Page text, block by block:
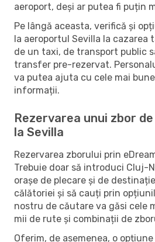
aeroport, deși ar putea fi puțin
Pe lângă aceasta, verifică și
la aeroportul Sevilla la cazarea
de un taxi, de transport public
transfer pre-rezervat.
va putea ajuta cu cele mai
informații.
Rezervarea unui zbor
la Sevilla
Rezervarea zborului prin
Trebuie doar să introduci Cluj-
orașe de plecare și de
călătoriei și să cauți prin
nostru de căutare va găsi cele
mii de rute și combinații de
Oferim, de asemenea, o